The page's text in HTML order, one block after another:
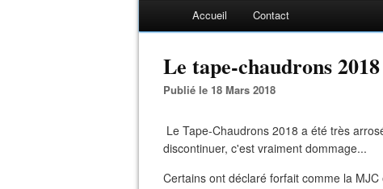
Accueil Contact
Le tape-chaudrons 2018
Publié le 18 Mars 2018
Le Tape-Chaudrons 2018 a été très
discontinuer, c'est vraiment dommage...
Certains ont déclaré forfait comme la